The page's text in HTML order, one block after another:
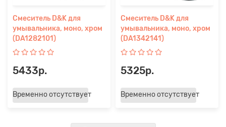
Смеситель D&K для
умывальника, моно, хром
(DA1282101)
5433р.
Временно отсутствует
Смеситель D&K для
умывальника, моно, хром
(DA1342141)
5325р.
Временно отсутствует